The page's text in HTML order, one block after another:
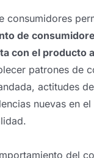
consumidores
de
con el producto
patrones de
actitudes
nuevas en
del